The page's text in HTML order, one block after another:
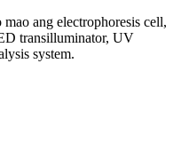
ang electrophoresis cell,
transilluminator, UV
system.